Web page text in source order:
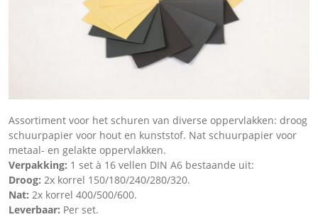
Assortiment voor het schuren van diverse oppervlakken: droog
schuurpapier voor hout en kunststof. Nat schuurpapier voor
metaal- en gelakte oppervlakken.
Verpakking: 1 set à 16 vellen DIN A6 bestaande uit:
Droog: 2x korrel 150/180/240/280/320.
Nat: 2x korrel 400/500/600.
Leverbaar: Per set.